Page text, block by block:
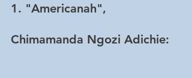
1. "Americanah",
Chimamanda Ngozi Adichie: